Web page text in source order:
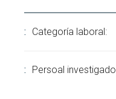
Categoría laboral:
Persoal